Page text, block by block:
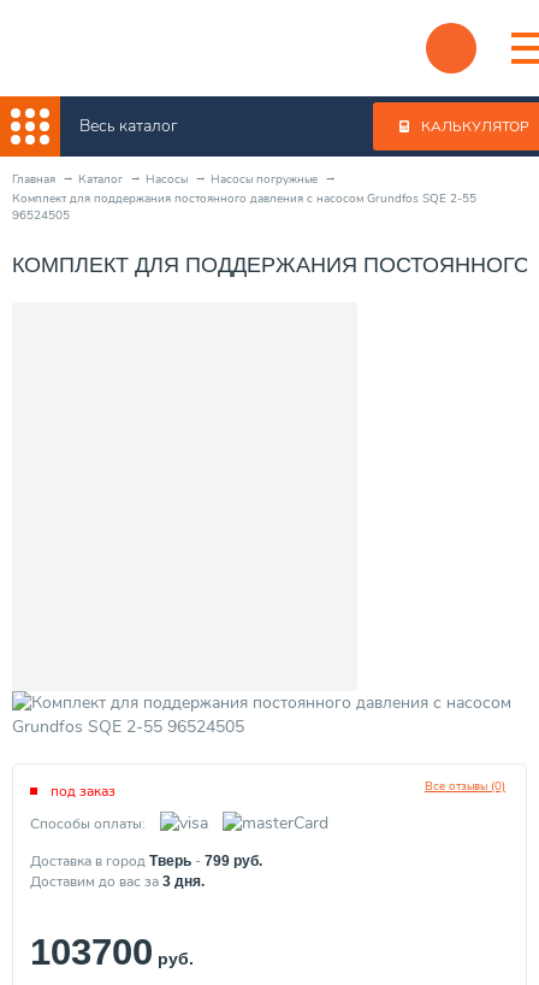
Весь каталог КАЛЬКУЛЯТОР
Главная Каталог Насосы
Насосы погружные
Комплект для поддержания постоянного давления с насосом Grundfos SQE 2-55
96524505
КОМПЛЕКТ ДЛЯ ПОДДЕРЖАНИЯ ПОСТОЯННОГО
Все отзывы (0)
под заказ
Способы оплаты:
Доставка в город Тверь - 799 руб.
Доставим до вас за 3 дня.
103700 руб.